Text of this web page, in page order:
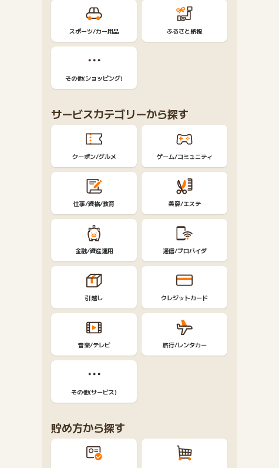
スポーツ/カー用品 ふるさと納税
その他(ショッピング)
サービスカテゴリーから探す
クーポン/グルメ ゲーム/コミュニティ
仕事/資格/教育 美容/エステ
金融/資産運用 通信/プロバイダ
引越し クレジットカード
音楽/テレビ 旅行/レンタカー
その他(サービス)
貯め方から探す